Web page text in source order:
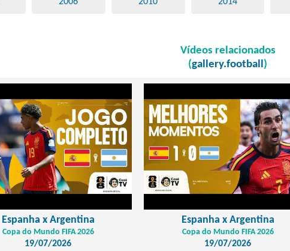
Vídeos relacionados
(gallery.football)
Espanha x Argentina
Copa do Mundo FIFA 2026
19/07/2026
Espanha x Argentina
Copa do Mundo FIFA 2026
19/07/2026